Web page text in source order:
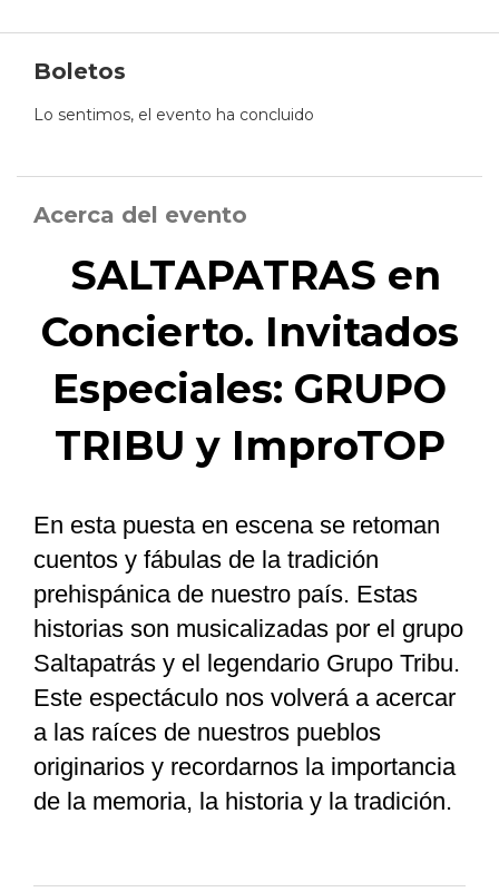
Boletos
Lo sentimos, el evento ha concluido
Acerca del evento
SALTAPATRAS en
Concierto. Invitados
Especiales: GRUPO
TRIBU y ImproTOP
En esta puesta en escena se retoman
cuentos y fábulas de la tradición
prehispánica de nuestro país. Estas
historias son musicalizadas por el grupo
Saltapatrás y el legendario Grupo Tribu.
Este espectáculo nos volverá a acercar
a las raíces de nuestros pueblos
originarios y recordarnos la importancia
de la memoria, la historia y la tradición.